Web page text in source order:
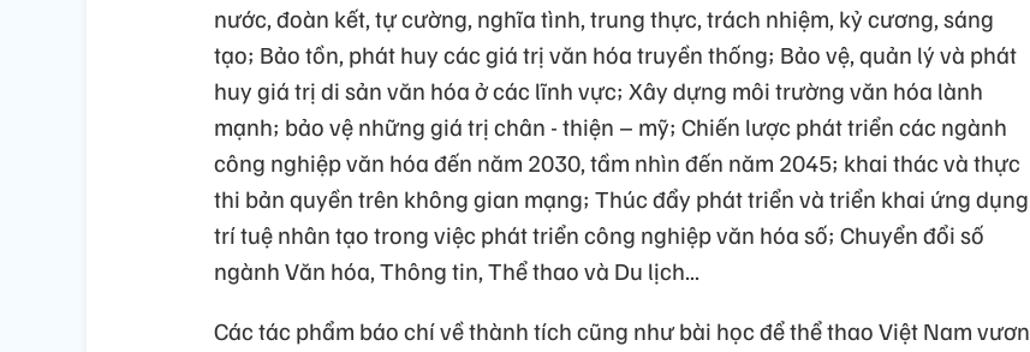
nước, đoàn kết, tự cường, nghĩa tình, trung thực, trách nhiệm, kỷ cương, sáng
tạo; Bảo tồn, phát huy các giá trị văn hóa truyền thống; Bảo vệ, quản lý và phát
huy giá trị di sản văn hóa ở các lĩnh vực; Xây dựng môi trường văn hóa lành
mạnh; bảo vệ những giá trị chân - thiện – mỹ; Chiến lược phát triển các ngành
công nghiệp văn hóa đến năm 2030, tầm nhìn đến năm 2045; khai thác và thực
thi bản quyền trên không gian mạng; Thúc đẩy phát triển và triển khai ứng dụng
trí tuệ nhân tạo trong việc phát triển công nghiệp văn hóa số; Chuyển đổi số
ngành Văn hóa, Thông tin, Thể thao và Du lịch...
Các tác phẩm báo chí về thành tích cũng như bài học để thể thao Việt Nam vươn